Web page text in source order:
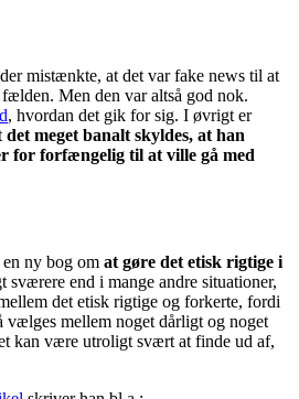
mistænkte, at det var fake news til at
Men den var altså god nok.
, hvordan det gik for sig. I øvrigt er
det meget banalt skyldes, at han
for forfængelig til at ville gå med
ny bog om at gøre det etisk rigtige i
sværere end i mange andre situationer,
det etisk rigtige og forkerte, fordi
vælges mellem noget dårligt og noget
kan være utroligt svært at finde ud af,